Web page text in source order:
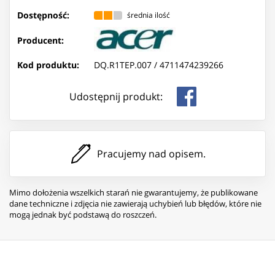
Dostępność: średnia ilość
Producent:
Kod produktu: DQ.R1TEP.007 / 4711474239266
Udostępnij produkt:
Pracujemy nad opisem.
Mimo dołożenia wszelkich starań nie gwarantujemy, że publikowane
dane techniczne i zdjęcia nie zawierają uchybień lub błędów, które nie
mogą jednak być podstawą do roszczeń.